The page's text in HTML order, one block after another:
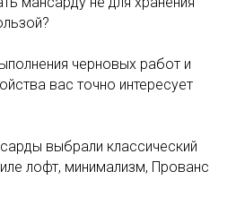
черновых работ и
вас точно интересует
выбрали классический
лофт, минимализм, Прованс